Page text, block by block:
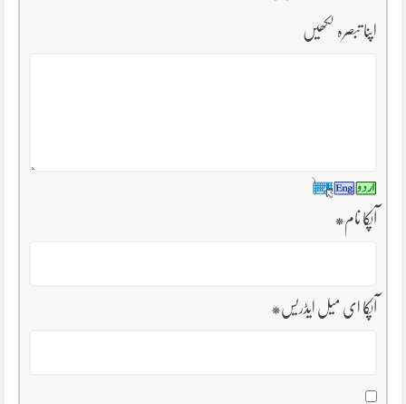
اپنا تبصرہ لکھیں
آپکا نام*
آپکا ای میل ایڈریس*